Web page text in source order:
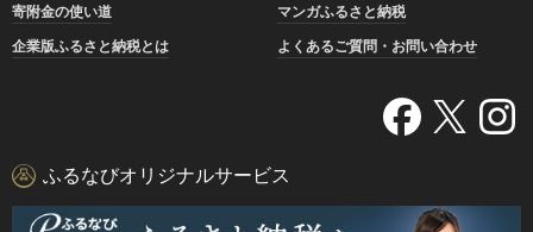
寄附金の使い道
マンガふるさと納税
企業版ふるさと納税とは
よくあるご質問・お問い合わせ
ふるなびオリジナルサービス